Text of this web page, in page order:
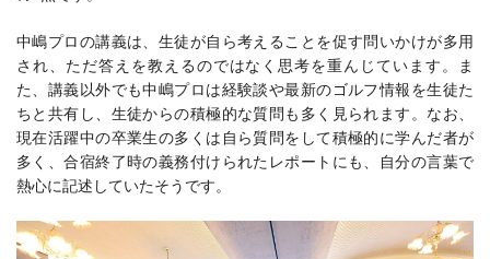
中嶋プロの講義は、生徒が自ら考えることを促す問いかけが多用
され、ただ答えを教えるのではなく思考を重んじています。ま
た、講義以外でも中嶋プロは経験談や最新のゴルフ情報を生徒た
ちと共有し、生徒からの積極的な質問も多く見られます。なお、
現在活躍中の卒業生の多くは自ら質問をして積極的に学んだ者が
多く、合宿終了時の義務付けられたレポートにも、自分の言葉で
熱心に記述していたそうです。